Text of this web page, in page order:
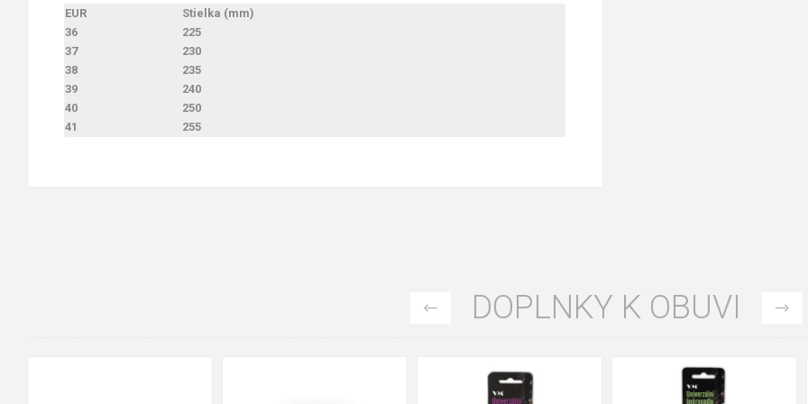
EUR
Stielka (mm)
36
225
37
230
38
235
39
240
40
250
41
255
DOPLNKY K OBUVI
37 39
47